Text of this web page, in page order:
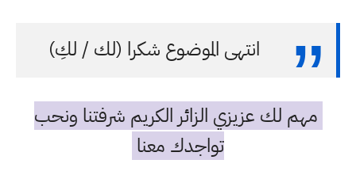
انتهى الموضوع شكرا (لك / لكِ)
مهم لك عزيزي الزائر الكريم شرفتنا ونحب
تواجدك معنا